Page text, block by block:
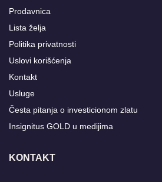
Prodavnica
Lista želja
Politika privatnosti
Uslovi korišćenja
Kontakt
Usluge
Česta pitanja o investicionom zlatu
Insignitus GOLD u medijima
KONTAKT